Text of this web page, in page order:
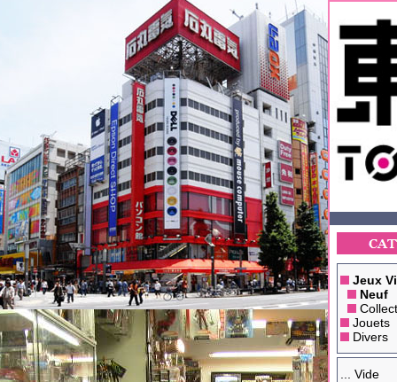
Jeux
Neuf
Jouets
Divers
... Vide